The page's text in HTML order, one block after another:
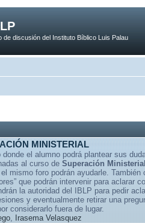
de discusión del Instituto Bíblico Luis Palau
MINISTERIAL
el alumno podrá plantear sus
al curso de Superación
mismo foro podrán ayudarle. También
que podrán intervenir para aclarar
la autoridad del IBLP para pedir
y eventualmente retirar una
considerarlo fuera de lugar.
Irasema Velasquez